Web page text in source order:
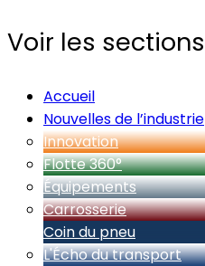
Voir les sections
Accueil
Nouvelles de l’industrie
Innovation
Flotte 360°
Équipements
Carrosserie
Coin du pneu
L'Écho du transport